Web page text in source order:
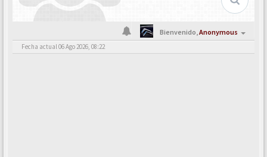
Bienvenido,Anonymous
Fecha actual 06 Ago 2026, 08:22